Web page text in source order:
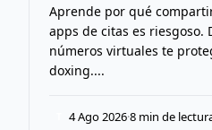
Aprende por qué
apps de citas es riesgoso.
números virtuales te
doxing....
4 Ago 2026·8 min de